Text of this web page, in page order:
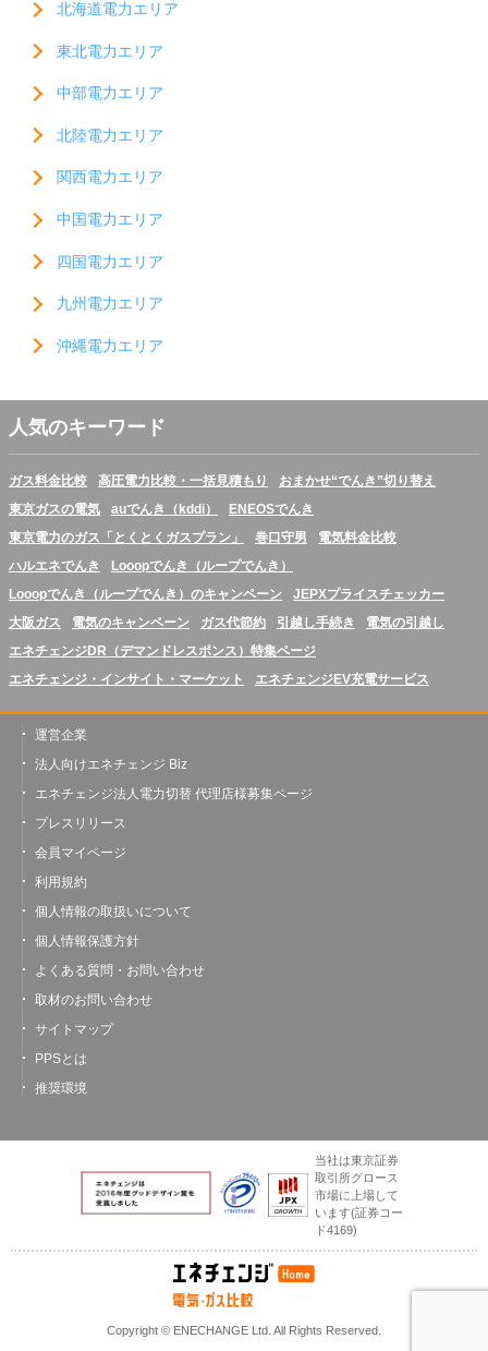
北海道電力エリア
東北電力エリア
中部電力エリア
北陸電力エリア
関西電力エリア
中国電力エリア
四国電力エリア
九州電力エリア
沖縄電力エリア
人気のキーワード
ガス料金比較 高圧電力比較・一括見積もり
おまかせ“でんき”切り替え
東京ガスの電気
auでんき（kddi）
ENEOSでんき
東京電力のガス「とくとくガスプラン」
巻口守男
電気料金比較
ハルエネでんき
Looopでんき（ループでんき）
Looopでんき（ループでんき）のキャンペーン
JEPXプライスチェッカー
大阪ガス
電気のキャンペーン ガス代節約 引越し手続き
電気の引越し
エネチェンジDR（デマンドレスポンス）特集ページ
エネチェンジ・インサイト・マーケット
エネチェンジEV充電サービス
運営企業
法人向けエネチェンジ Biz
エネチェンジ法人電力切替 代理店様募集ページ
プレスリリース
会員マイページ
利用規約
個人情報の取扱いについて
個人情報保護方針
よくある質問・お問い合わせ
取材のお問い合わせ
サイトマップ
PPSとは
推奨環境
当社は東京証券
取引所グロース
市場に上場して
います(証券コー
ド4169)
Copyright © ENECHANGE Ltd. All Rights Reserved.